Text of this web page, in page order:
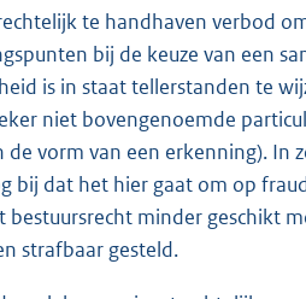
te handhaven verbod
bij de keuze van een
is in staat tellerstanden te
niet bovengenoemde
vorm van een erkenning). In
bij dat het hier gaat om op
minder geschikt
strafbaar gesteld.